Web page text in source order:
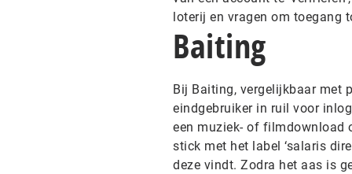
loterij en vragen om toegang
Baiting
Bij Baiting, vergelijkbaar met
eindgebruiker in ruil voor
een muziek- of filmdownload
stick met het label ‘salaris
deze vindt. Zodra het aas is